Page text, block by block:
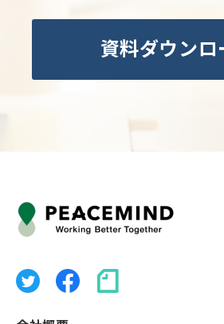
資料ダウンロ